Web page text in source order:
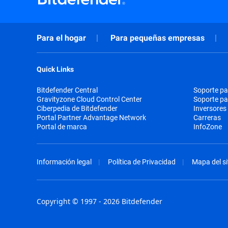
Para el hogar Para pequeñas empresas
Quick Links
Bitdefender Central
Gravityzone Cloud Control Center
Ciberpedia de Bitdefender
Portal Partner Advantage Network
Portal de marca
Soporte
Soporte
Inversores
Carreras
InfoZone
Información legal Política de Privacidad Mapa del
Copyright © 1997 - 2026 Bitdefender